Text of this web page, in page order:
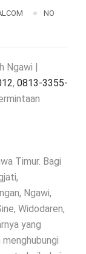
NO
Ngawi |
, 0813-3355-
Timur. Bagi
Ngawi,
Widodaren,
yang